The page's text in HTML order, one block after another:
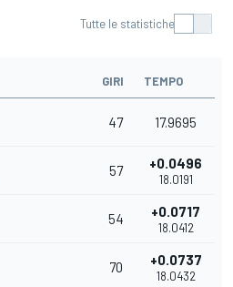
Tutte le statistiche
GIRI TEMPO
47 17.9695
57 +0.0496
18.0191
54 +0.0717
18.0412
70 +0.0737
18.0432